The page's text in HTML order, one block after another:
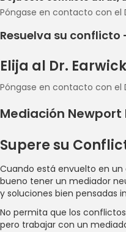
Póngase en contacto con el
Resuelva su
Elija al Dr.
Póngase en contacto con el
Mediación Newport
Supere su
Cuando está envuelto en
bueno tener un mediador
y soluciones bien pensadas
No permita que los
pero trabajar con un